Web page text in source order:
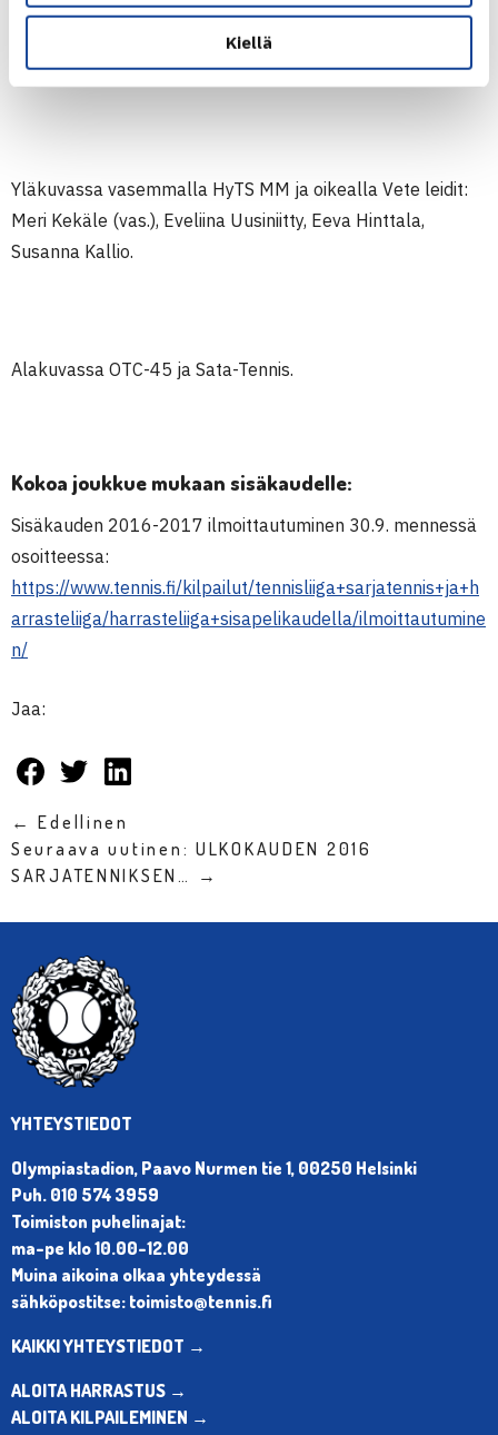
Kiellä
Hopeaa: LeTS
Pronssia: JTS Gold
Yläkuvassa vasemmalla HyTS MM ja oikealla Vete leidit:
Meri Kekäle (vas.), Eveliina Uusiniitty, Eeva Hinttala,
Susanna Kallio.
Alakuvassa OTC-45 ja Sata-Tennis.
Kokoa joukkue mukaan sisäkaudelle:
Sisäkauden 2016-2017 ilmoittautuminen 30.9. mennessä
osoitteessa:
https://www.tennis.fi/kilpailut/tennisliiga+sarjatennis+ja+h
arrasteliiga/harrasteliiga+sisapelikaudella/ilmoittautumine
n/
Jaa:
← Edellinen
Seuraava uutinen: ULKOKAUDEN 2016
SARJATENNIKSEN… →
YHTEYSTIEDOT
Olympiastadion, Paavo Nurmen tie 1, 00250 Helsinki
Puh. 010 574 3959
Toimiston puhelinajat:
ma-pe klo 10.00-12.00
Muina aikoina olkaa yhteydessä
sähköpostitse: toimisto@tennis.fi
KAIKKI YHTEYSTIEDOT →
ALOITA HARRASTUS →
ALOITA KILPAILEMINEN →